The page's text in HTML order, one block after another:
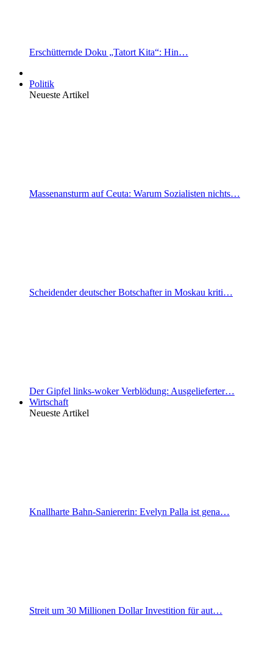
Erschütternde Doku „Tatort Kita“: Hin…
Politik
Neueste Artikel
Massenansturm auf Ceuta: Warum Sozialisten nichts…
Scheidender deutscher Botschafter in Moskau kriti…
Der Gipfel links-woker Verblödung: Ausgelieferter…
Wirtschaft
Neueste Artikel
Knallharte Bahn-Saniererin: Evelyn Palla ist gena…
Streit um 30 Millionen Dollar Investition für aut…